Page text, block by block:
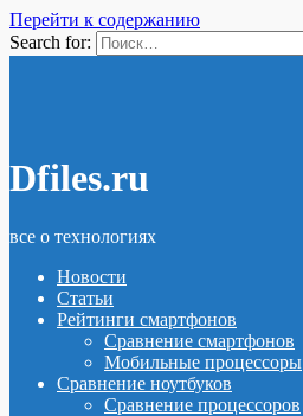
Перейти к содержанию
Search for:
Dfiles.ru
все о технологиях
Новости
Статьи
Рейтинги смартфонов
Сравнение смартфонов
Мобильные процессоры
Сравнение ноутбуков
Сравнение процессоров